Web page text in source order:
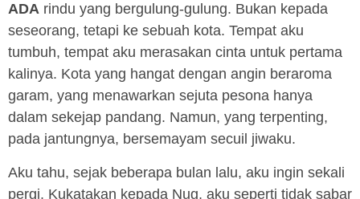
ADA rindu yang bergulung-gulung. Bukan kepada
seseorang, tetapi ke sebuah kota. Tempat aku
tumbuh, tempat aku merasakan cinta untuk pertama
kalinya. Kota yang hangat dengan angin beraroma
garam, yang menawarkan sejuta pesona hanya
dalam sekejap pandang. Namun, yang terpenting,
pada jantungnya, bersemayam secuil jiwaku.
Aku tahu, sejak beberapa bulan lalu, aku ingin sekali
pergi. Kukatakan kepada Nug, aku seperti tidak sabar